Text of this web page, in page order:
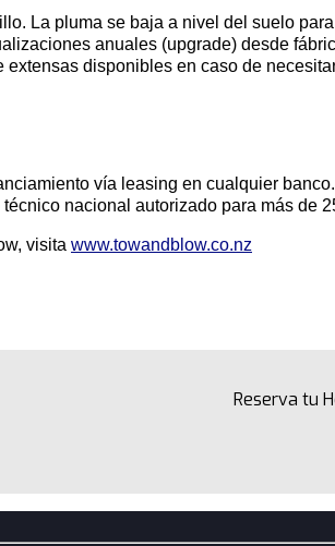
La pluma se baja a nivel del suelo
anuales (upgrade) desde
extensas disponibles en caso de
vía leasing en cualquier
nacional autorizado para más de
visita www.towandblow.co.nz
Reserva tu